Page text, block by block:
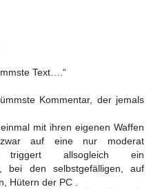
Text….“
Kommentar, der jemals
mit ihren eigenen Waffen
auf eine nur moderat
triggert allsogleich ein
bei den selbstgefälligen, auf
Hütern der PC .